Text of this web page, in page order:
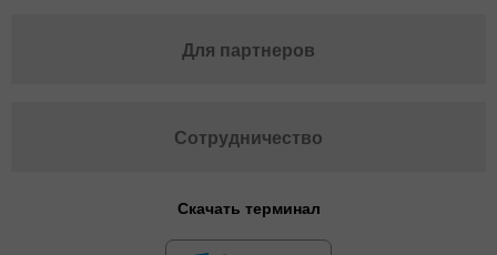
Для партнеров
Сотрудничество
Скачать терминал